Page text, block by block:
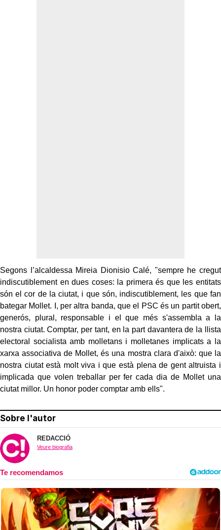
Segons l’alcaldessa Mireia Dionisio Calé, "sempre he cregut
indiscutiblement en dues coses: la primera és que les entitats
són el cor de la ciutat, i que són, indiscutiblement, les que fan
bategar Mollet. I, per altra banda, que el PSC és un partit obert,
generós, plural, responsable i el que més s'assembla a la
nostra ciutat. Comptar, per tant, en la part davantera de la llista
electoral socialista amb molletans i molletanes implicats a la
xarxa associativa de Mollet, és una mostra clara d'això: que la
nostra ciutat està molt viva i que està plena de gent altruista i
implicada que volen treballar per fer cada dia de Mollet una
ciutat millor. Un honor poder comptar amb ells".
Sobre l'autor
REDACCIÓ
Veure biografia